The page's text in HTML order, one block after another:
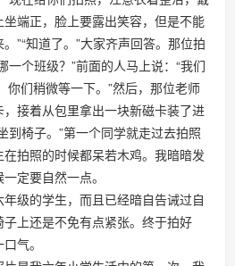
坐端正，脸上要露出笑容，但是不能
”“知道了。”大家齐声回答。那位拍
一个班级？”前面的人马上说：“我们
你们稍微等一下。”然后，那位老师
接着从包里拿出一块新磁卡装了进
到椅子。”第一个同学就走过去拍照
拍照的时候都呆若木鸡。我暗暗发
定要自然一点。
级的学生，而且已经暗自告诫过自
上还是不免有点紧张。终于拍好
气。